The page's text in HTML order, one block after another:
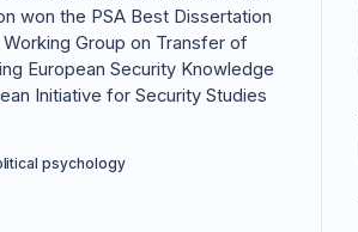
won the PSA Best Dissertation
Group on Transfer of
European Security Knowledge
Initiative for Security Studies
psychology